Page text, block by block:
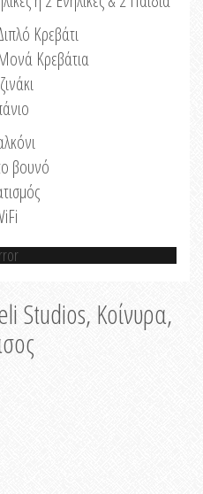
Κρεβάτι
Κρεβάτια
βουνό
Studios, Κοίνυρα,